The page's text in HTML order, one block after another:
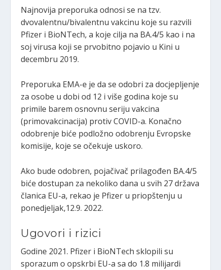
Najnovija preporuka odnosi se na tzv.
dvovalentnu/bivalentnu vakcinu koje su razvili
Pfizer i BioNTech, a koje cilja na BA.4/5 kao i na
soj virusa koji se prvobitno pojavio u Kini u
decembru 2019.
Preporuka EMA-e je da se odobri za docjepljenje
za osobe u dobi od 12 i više godina koje su
primile barem osnovnu seriju vakcina
(primovakcinacija) protiv COVID-a. Konačno
odobrenje biće podložno odobrenju Evropske
komisije, koje se očekuje uskoro.
Ako bude odobren, pojačivač prilagođen BA.4/5
biće dostupan za nekoliko dana u svih 27 država
članica EU-a, rekao je Pfizer u priopštenju u
ponedjeljak,12.9. 2022.
Ugovori i rizici
Godine 2021. Pfizer i BioNTech sklopili su
sporazum o opskrbi EU-a sa do 1.8 milijardi